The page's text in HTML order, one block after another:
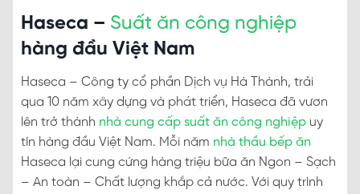
Haseca – Suất ăn công nghiệp
hàng đầu Việt Nam
Haseca – Công ty cổ phần Dịch vụ Hà Thành, trải
qua 10 năm xây dựng và phát triển, Haseca đã vươn
lên trở thành nhà cung cấp suất ăn công nghiệp uy
tín hàng đầu Việt Nam. Mỗi năm nhà thầu bếp ăn
Haseca lại cung cứng hàng triệu bữa ăn Ngon – Sạch
– An toàn – Chất lượng khắp cả nước. Với quy trình